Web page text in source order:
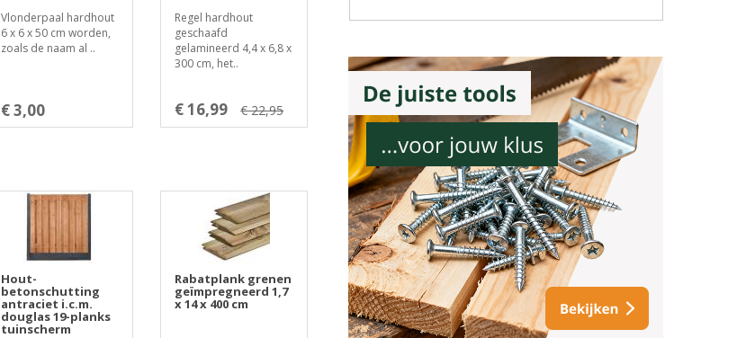
Vlonderpaal hardhout
6 x 6 x 50 cm worden,
zoals de naam al ..
€ 3,00
Regel hardhout
geschaafd
gelamineerd 4,4 x 6,8 x
300 cm, het..
€ 16,99 € 22,95
Hout-
betonschutting
antraciet i.c.m.
douglas 19-planks
tuinscherm
Rabatplank grenen
geïmpregneerd 1,7
x 14 x 400 cm